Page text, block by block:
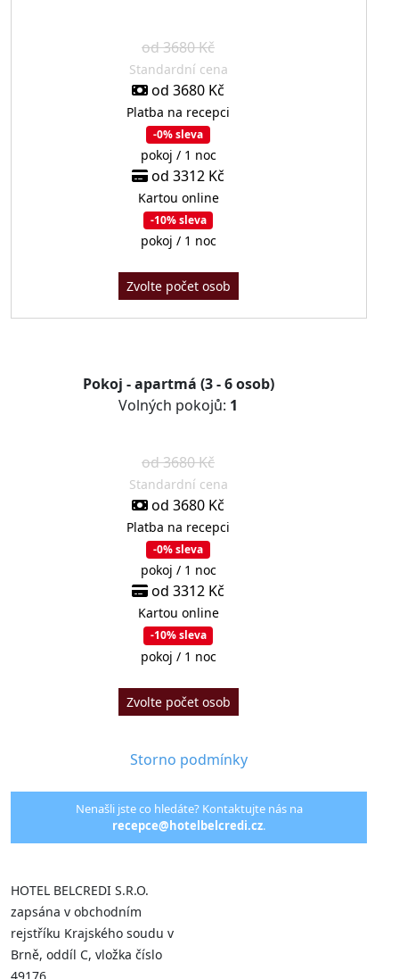
od 3680 Kč
Standardní cena
od 3680 Kč
Platba na recepci
-0% sleva
pokoj / 1 noc
od 3312 Kč
Kartou online
-10% sleva
pokoj / 1 noc
Zvolte počet osob
Pokoj - apartmá (3 - 6 osob)
Volných pokojů: 1
od 3680 Kč
Standardní cena
od 3680 Kč
Platba na recepci
-0% sleva
pokoj / 1 noc
od 3312 Kč
Kartou online
-10% sleva
pokoj / 1 noc
Zvolte počet osob
Storno podmínky
Nenašli jste co hledáte? Kontaktujte nás na
recepce@hotelbelcredi.cz.
HOTEL BELCREDI S.R.O.
zapsána v obchodním
rejstříku Krajského soudu v
Brně, oddíl C, vložka číslo
49176